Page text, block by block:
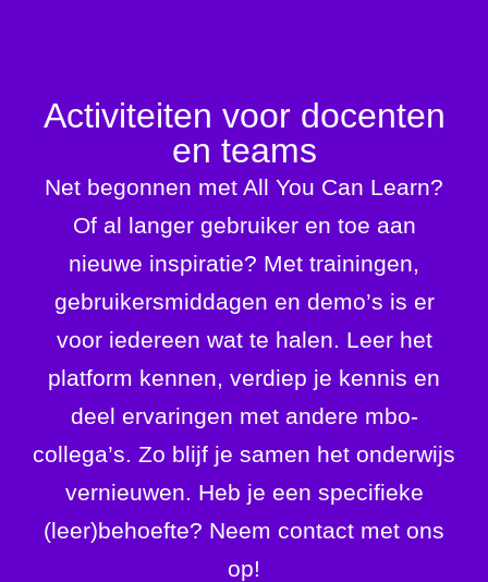
Activiteiten voor docenten
en teams
Net begonnen met All You Can Learn?
Of al langer gebruiker en toe aan
nieuwe inspiratie? Met trainingen,
gebruikersmiddagen en demo’s is er
voor iedereen wat te halen. Leer het
platform kennen, verdiep je kennis en
deel ervaringen met andere mbo-
collega’s. Zo blijf je samen het onderwijs
vernieuwen. Heb je een specifieke
(leer)behoefte? Neem contact met ons
op!